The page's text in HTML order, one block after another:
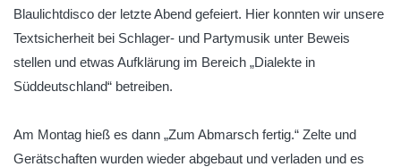
Blaulichtdisco der letzte Abend gefeiert. Hier konnten wir unsere
Textsicherheit bei Schlager- und Partymusik unter Beweis
stellen und etwas Aufklärung im Bereich „Dialekte in
Süddeutschland“ betreiben.
Am Montag hieß es dann „Zum Abmarsch fertig.“ Zelte und
Gerätschaften wurden wieder abgebaut und verladen und es